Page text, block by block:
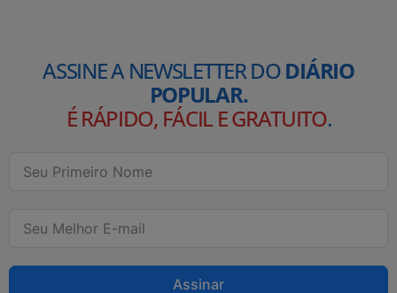
ASSINE A NEWSLETTER DODIÁRIO
POPULAR.
É RÁPIDO, FÁCIL E GRATUITO.
Assinar